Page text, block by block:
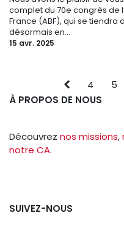
complet du 70e congrès de
France (ABF), qui se tiendra
désormais en...
15 avr. 2025
4 5
À PROPOS DE NOUS
Découvrez nos missions,
notre CA.
SUIVEZ-NOUS